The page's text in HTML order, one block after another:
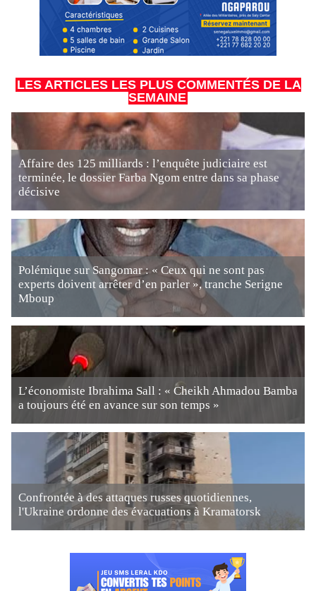
LES ARTICLES LES PLUS COMMENTÉS DE LA
SEMAINE
Affaire des 125 milliards : l’enquête judiciaire est
terminée, le dossier Farba Ngom entre dans sa phase
décisive
Polémique sur Sangomar : « Ceux qui ne sont pas
experts doivent arrêter d’en parler », tranche Serigne
Mboup
L’économiste Ibrahima Sall : « Cheikh Ahmadou Bamba
a toujours été en avance sur son temps »
Confrontée à des attaques russes quotidiennes,
l'Ukraine ordonne des évacuations à Kramatorsk